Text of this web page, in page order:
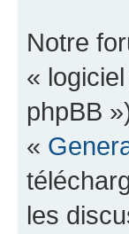
Notre
«
phpBB
«
les